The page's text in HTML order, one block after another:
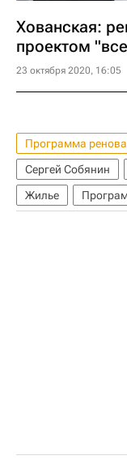
Хованская:
проектом
23 октября 2020, 16:05
Программа
Сергей Собянин
Жилье